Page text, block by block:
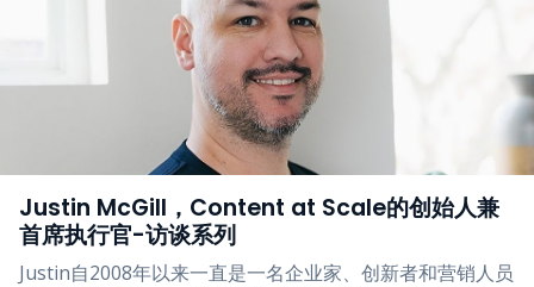
Justin McGill，Content at Scale的创始人兼
首席执行官-访谈系列
Justin自2008年以来一直是一名企业家、创新者和营销人员